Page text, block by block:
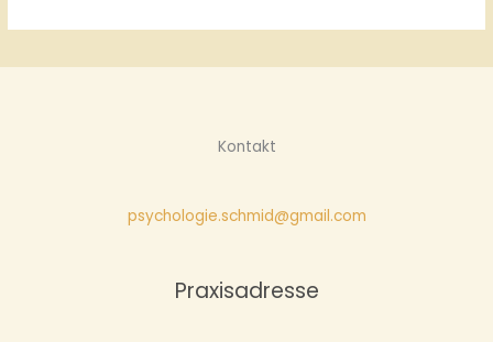
Kontakt
psychologie.schmid@gmail.com
Praxisadresse